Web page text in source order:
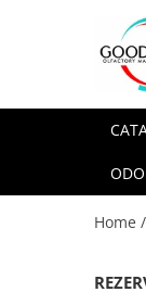
Catalog
Odorizant cu
Dispozitive de
Industriale (HVAC)
Esente
Rezerva 100 g
Rezerva 500 g
Home /